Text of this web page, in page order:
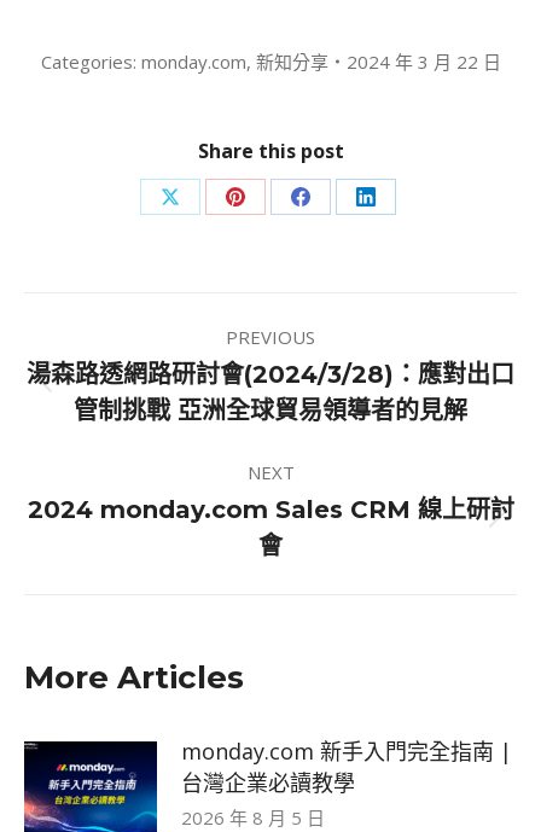
Categories: monday.com, 新知分享 2024 年 3 月 22 日
Share this post
Share Share Share Share
navigation
PREVIOUS
Previous
post:
湯森路透網路研討會(2024/3/28)：應對出口
管制挑戰 亞洲全球貿易領導者的見解
NEXT
Next
post:
2024 monday.com Sales CRM 線上研討
會
More Articles
monday.com 新手入門完全指南 |
台灣企業必讀教學
2026 年 8 月 5 日